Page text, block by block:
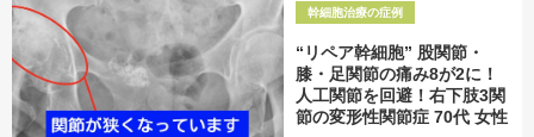
幹細胞治療の症例
“リペア幹細胞” 股関節・
膝・足関節の痛み8が2に！
人工関節を回避！右下肢3関
節の変形性関節症 70代 女性